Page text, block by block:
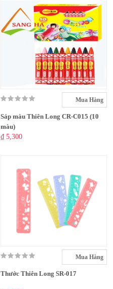
Mua Hàng
Sáp màu Thiên Long CR-C015 (10
màu)
₫ 5,300
Mua Hàng
Thước Thiên Long SR-017